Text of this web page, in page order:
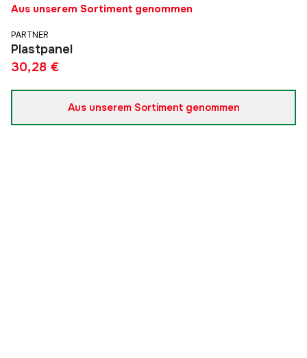
Aus unserem Sortiment genommen
PARTNER
Plastpanel
30,28 €
Aus unserem Sortiment genommen